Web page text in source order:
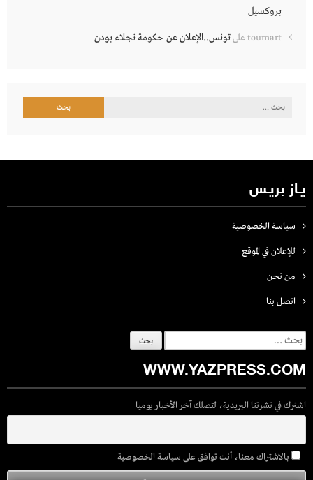
بروكسيل
toumart علىتونس..الإعلان عن حكومة نجلاء بودن
البحث
يـاز بريـس
سياسة الخصوصية
للإعلان في الموقع
من نحن
اتصل بنـا
البحث
عن:
WWW.YAZPRESS.COM
اشترك في نشرتنا البريدية، لتصلك آخر الأخبار يوميا
بالاشتراك معنا، أنت توافق على سياسة الخصوصية